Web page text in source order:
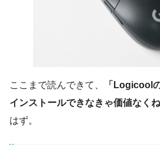
ここまで読んできて、
「Logicool
インストールできなきゃ価値なくね
はず。